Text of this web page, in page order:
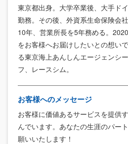
東京都出身。大学卒業後、大手ド
勤務。その後、外資系生命保険会
10年、営業所長を5年務める。
をお客様へお届けしたいとの想い
る東京海上あんしんエージェンシ
フ、レースシム。
お客様へのメッセージ
お客様に価値あるサービスを提供
んでいます。あなたの生涯のパー
願いいたします！